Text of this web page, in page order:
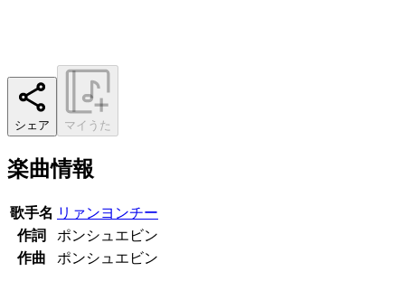
シェア マイうた
楽曲情報
歌手名 リァンヨンチー
作詞
ポンシュエビン
作曲
ポンシュエビン